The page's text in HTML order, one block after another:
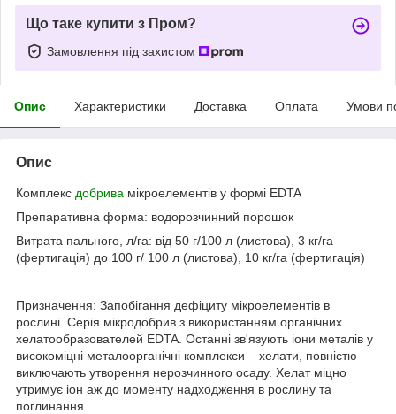
Що таке купити з Пром?
Замовлення під захистом
Опис Характеристики Доставка Оплата Умови
Опис
Комплекс добрива мікроелементів у формі EDTA
Препаративна форма: водорозчинний порошок
Витрата пального, л/га: від 50 г/100 л (листова), 3 кг/га
(фертигація) до 100 г/ 100 л (листова), 10 кг/га (фертигація)
Призначення: Запобігання дефіциту мікроелементів в
рослині. Серія мікродобрив з використанням органічних
хелатообразователей EDTA. Останні зв'язують іони металів у
високоміцні металоорганічні комплекси – хелати, повністю
виключають утворення нерозчинного осаду. Хелат міцно
утримує іон аж до моменту надходження в рослину та
поглинання.